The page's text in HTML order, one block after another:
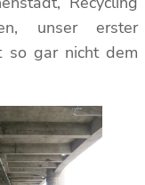
unser erster
so gar nicht dem